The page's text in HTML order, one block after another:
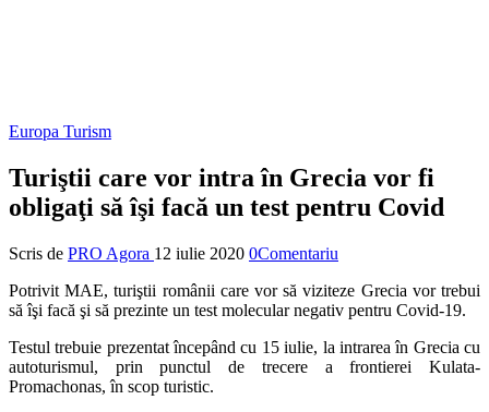
Europa Turism
Turiştii care vor intra în Grecia vor fi
obligaţi să îşi facă un test pentru Covid
Scris de PRO Agora 12 iulie 2020 0Comentariu
Potrivit MAE, turiştii românii care vor să viziteze Grecia vor trebui
să îşi facă şi să prezinte un test molecular negativ pentru Covid-19.
Testul trebuie prezentat începând cu 15 iulie, la intrarea în Grecia cu
autoturismul, prin punctul de trecere a frontierei Kulata-
Promachonas, în scop turistic.